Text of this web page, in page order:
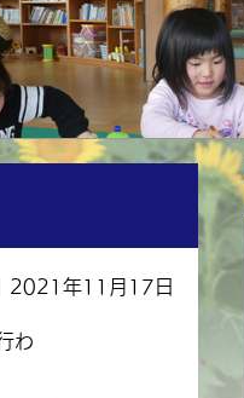
2021年11月17日
わ